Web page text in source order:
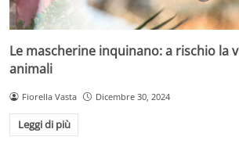
Le mascherine inquinano: a rischio la
animali
Fiorella Vasta Dicembre 30, 2024
Leggi di più